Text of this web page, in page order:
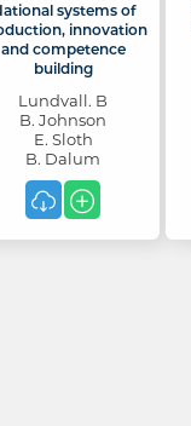
systems of
innovation
and competence
building
Lundvall. B
B. Johnson
E. Sloth
B. Dalum